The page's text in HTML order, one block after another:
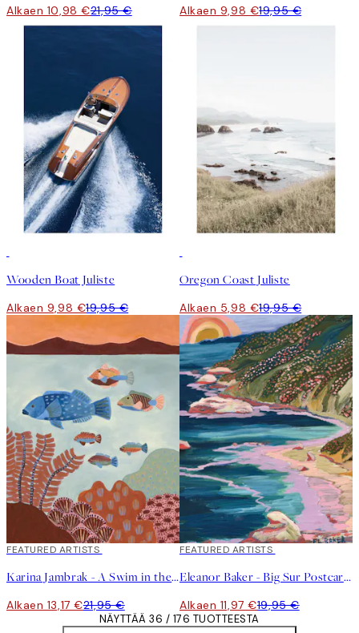
Alkaen 10,98 €21,95 € Alkaen 9,98 €19,95 €
Wooden Boat Juliste
Alkaen 9,98 €19,95 €
Oregon Coast Juliste
Alkaen 5,98 €19,95 €
40%*
FEATURED ARTISTS
Karina Jambrak - A Swim in the Ocean Juliste
Alkaen 13,17 €21,95 €
40%*
FEATURED ARTISTS
Eleanor Baker - Big Sur Postcard Juliste
Alkaen 11,97 €19,95 €
NÄYTTÄÄ 36 / 176 TUOTTEESTA